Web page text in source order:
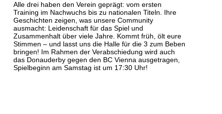
Alle drei haben den Verein geprägt: vom ersten
Training im Nachwuchs bis zu nationalen Titeln. Ihre
Geschichten zeigen, was unsere Community
ausmacht: Leidenschaft für das Spiel und
Zusammenhalt über viele Jahre. Kommt früh, ölt eure
Stimmen – und lasst uns die Halle für die 3 zum Beben
bringen! Im Rahmen der Verabschiedung wird auch
das Donauderby gegen den BC Vienna ausgetragen,
Spielbeginn am Samstag ist um 17:30 Uhr!